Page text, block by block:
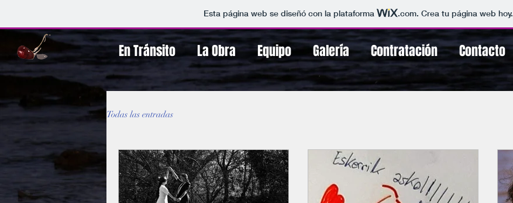
Esta página web se diseñó con la plataforma .com. Crea tu página web hoy.
En Tránsito La Obra Equipo Galería Contratación Contacto
Todas las entradas